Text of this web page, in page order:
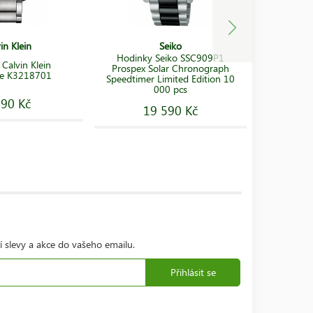
Klein
Klein
K3218701
Kč
Seiko
Hodinky Seiko SSC909P1
Prospex Solar Chronograph
Speedtimer Limited Edition 10
000 pcs
19 590 Kč
a akce do vašeho emailu.
Přihlásit se